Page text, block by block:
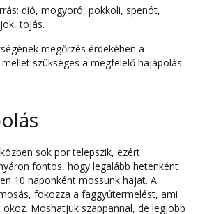
dió, mogyoró, pokkoli, spenót,
tojás.
megőrzés érdekében a
szükséges a megfelelő hajápolás
sok por telepszik, ezért
fontos, hogy legalább hetenként
10 naponként mossunk hajat. A
fokozza a faggyútermelést, ami
okoz. Moshatjuk szappannal, de legjobb